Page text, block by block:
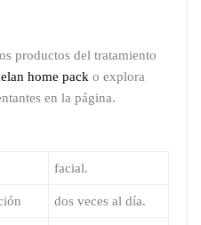
productos del tratamiento
home pack o explora
en la página.
facial.
dos veces al día.